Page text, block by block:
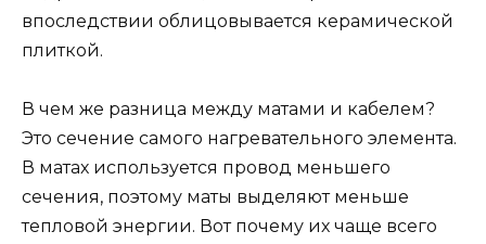
впоследствии облицовывается керамической
плиткой.
В чем же разница между матами и кабелем?
Это сечение самого нагревательного элемента.
В матах используется провод меньшего
сечения, поэтому маты выделяют меньше
тепловой энергии. Вот почему их чаще всего